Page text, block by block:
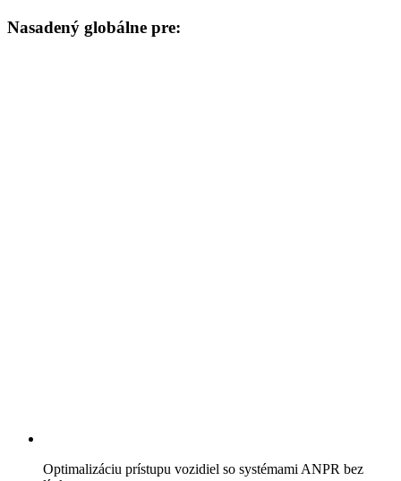
Nasadený globálne pre:
Optimalizáciu prístupu vozidiel so systémami ANPR bez